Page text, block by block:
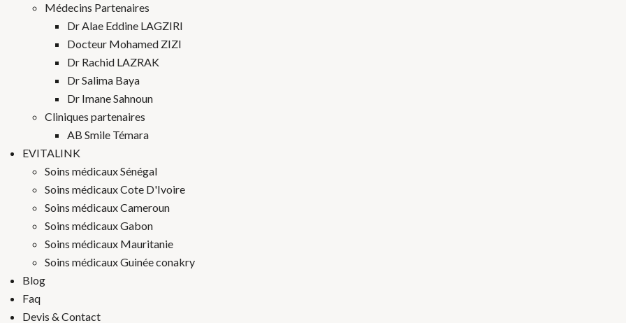
Médecins Partenaires
Dr Alae Eddine LAGZIRI
Docteur Mohamed ZIZI
Dr Rachid LAZRAK
Dr Salima Baya
Dr Imane Sahnoun
Cliniques partenaires
AB Smile Témara
EVITALINK
Soins médicaux Sénégal
Soins médicaux Cote D'Ivoire
Soins médicaux Cameroun
Soins médicaux Gabon
Soins médicaux Mauritanie
Soins médicaux Guinée conakry
Blog
Faq
Devis & Contact